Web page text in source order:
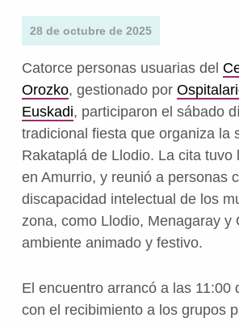
28 de octubre de 2025
Catorce personas usuarias del
Orozko, gestionado por
Euskadi, participaron el sábado
tradicional fiesta que organiza la
Rakataplá de Llodio. La cita tuvo
en Amurrio, y reunió a personas
discapacidad intelectual de los
zona, como Llodio, Menagaray y
ambiente animado y festivo.
El encuentro arrancó a las 11:00
con el recibimiento a los grupos